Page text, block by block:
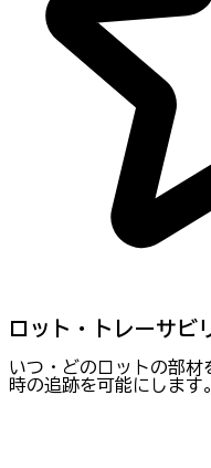
ロット・トレーサビ
いつ・どのロットの部材
時の追跡を可能にします。